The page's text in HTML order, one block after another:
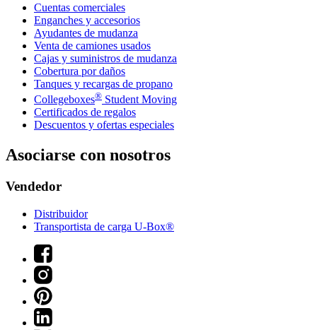
Cuentas comerciales
Enganches y accesorios
Ayudantes de mudanza
Venta de camiones usados
Cajas y suministros de mudanza
Cobertura por daños
Tanques y recargas de propano
Collegeboxes® Student Moving
Certificados de regalos
Descuentos y ofertas especiales
Asociarse con nosotros
Vendedor
Distribuidor
Transportista de carga U-Box®